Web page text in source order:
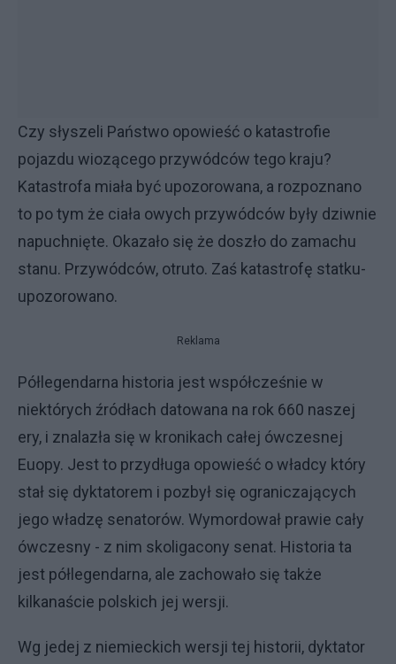
Czy słyszeli Państwo opowieść o katastrofie
pojazdu wiozącego przywódców tego kraju?
Katastrofa miała być upozorowana, a rozpoznano
to po tym że ciała owych przywódców były dziwnie
napuchnięte. Okazało się że doszło do zamachu
stanu. Przywódców, otruto. Zaś katastrofę statku-
upozorowano.
Reklama
Półlegendarna historia jest współcześnie w
niektórych źródłach datowana na rok 660 naszej
ery, i znalazła się w kronikach całej ówczesnej
Euopy. Jest to przydługa opowieść o władcy który
stał się dyktatorem i pozbył się ograniczających
jego władzę senatorów. Wymordował prawie cały
ówczesny - z nim skoligacony senat. Historia ta
jest półlegendarna, ale zachowało się także
kilkanaście polskich jej wersji.
Wg jedej z niemieckich wersji tej historii, dyktator